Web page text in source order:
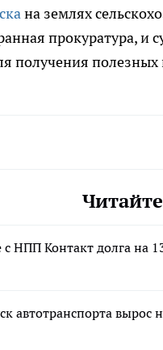
на землях
прокуратура, и
получения
НПП Контакт долга на
автотранспорта вырос